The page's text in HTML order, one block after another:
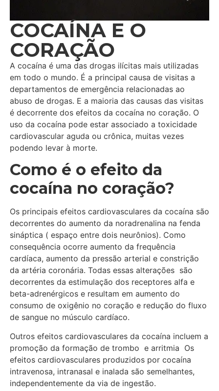
COCAÍNA E O
CORAÇÃO
A cocaína é uma das drogas ilícitas mais utilizadas
em todo o mundo. É a principal causa de visitas a
departamentos de emergência relacionadas ao
abuso de drogas. E a maioria das causas das visitas
é decorrente dos efeitos da cocaína no coração. O
uso da cocaína pode estar associado a toxicidade
cardiovascular aguda ou crônica, muitas vezes
podendo levar à morte.
Como é o efeito da
cocaína no coração?
Os principais efeitos cardiovasculares da cocaína são
decorrentes do aumento da noradrenalina na fenda
sináptica ( espaço entre dois neurônios). Como
consequência ocorre aumento da frequência
cardíaca, aumento da pressão arterial e constrição
da artéria coronária. Todas essas alterações são
decorrentes da estimulação dos receptores alfa e
beta-adrenérgicos e resultam em aumento do
consumo de oxigênio no coração e redução do fluxo
de sangue no músculo cardíaco.
Outros efeitos cardiovasculares da cocaína incluem a
promoção da formação de trombo e arritmia Os
efeitos cardiovasculares produzidos por cocaína
intravenosa, intranasal e inalada são semelhantes,
independentemente da via de ingestão.